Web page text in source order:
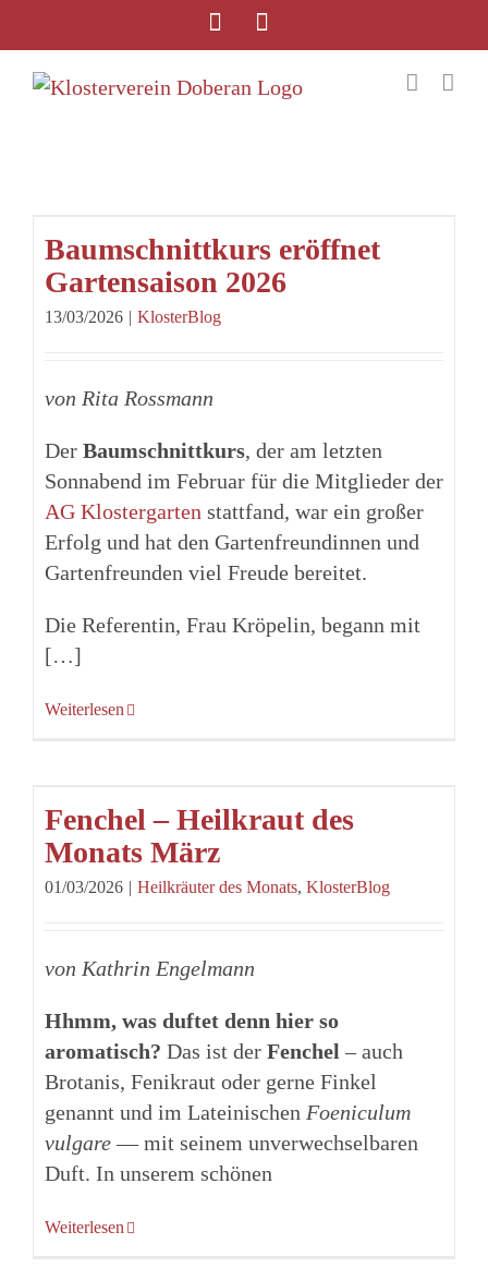
Baumschnittkurs eröffnet
Gartensaison 2026
13/03/2026 | KlosterBlog
von Rita Rossmann
Der Baumschnittkurs, der am letzten
Sonnabend im Februar für die Mitglieder der
AG Klostergarten stattfand, war ein großer
Erfolg und hat den Gartenfreundinnen und
Gartenfreunden viel Freude bereitet.
Die Referentin, Frau Kröpelin, begann mit
[…]
Weiterlesen
Fenchel – Heilkraut des
Monats März
01/03/2026 | Heilkräuter des Monats, KlosterBlog
von Kathrin Engelmann
Hhmm, was duftet denn hier so
aromatisch? Das ist der Fenchel – auch
Brotanis, Fenikraut oder gerne Finkel
genannt und im Lateinischen Foeniculum
vulgare— mit seinem unverwechselbaren
Duft. In unserem schönen
Weiterlesen